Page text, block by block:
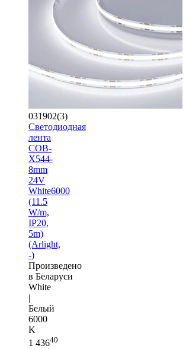
031902(3)
Светодиодная
лента
COB-
X544-
8mm
24V
White6000
(11.5
W/m,
IP20,
5m)
(Arlight,
-)
Произведено
в Беларуси
White
|
Белый
6000
K
1 43640